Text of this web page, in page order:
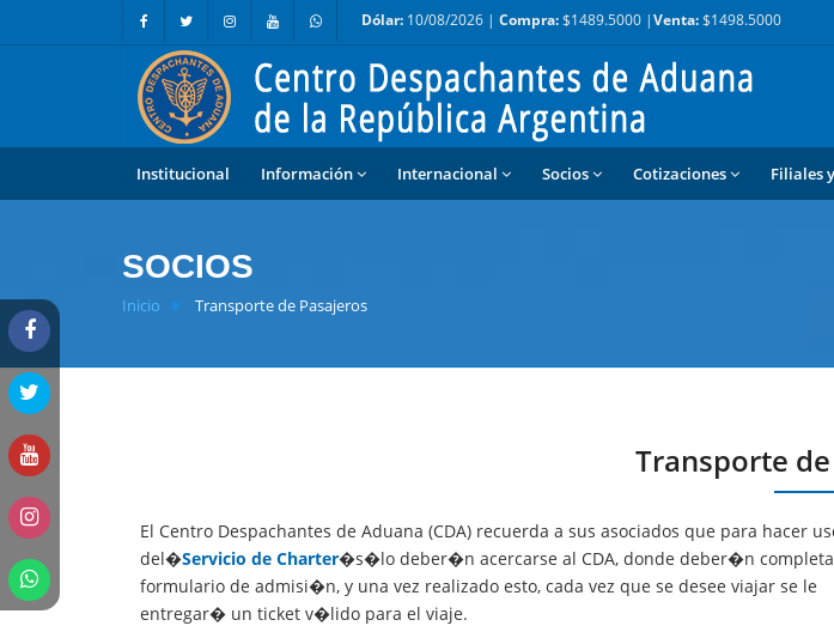
Dólar: 10/08/2026 | Compra:$1489.5000 |Venta:$1498.5000
Institucional Información Internacional Socios Cotizaciones Filiales
SOCIOS
Inicio Transporte de Pasajeros
Transporte
El Centro Despachantes de Aduana (CDA) recuerda a sus asociados que para hacer
del�Servicio de Charter�s�lo deber�n acercarse al CDA, donde deber�n
formulario de admisi�n, y una vez realizado esto, cada vez que se desee viajar se le
entregar� un ticket v�lido para el viaje.